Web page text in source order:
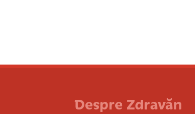
Despre Zdravăn